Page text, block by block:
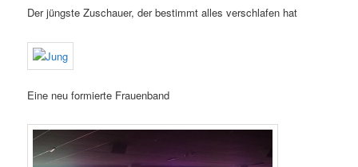
Der jüngste Zuschauer, der bestimmt alles verschlafen hat
Eine neu formierte Frauenband